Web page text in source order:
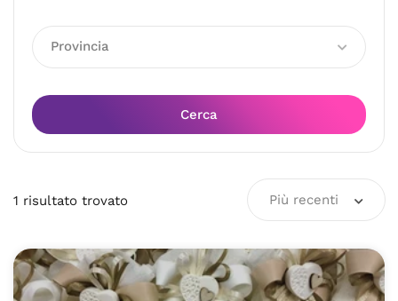
Provincia
Cerca
1 risultato trovato Più recenti